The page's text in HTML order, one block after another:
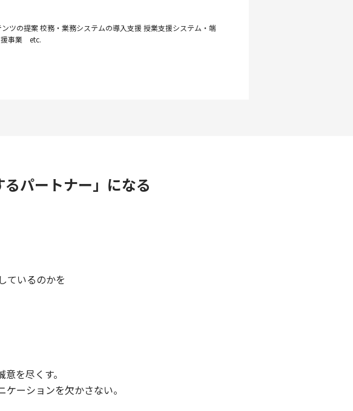
ツの提案 校務・業務システムの導入支援 授業支援システム・端
援事業 etc.
るパートナー」になる
ているのかを
を尽くす。
ーションを欠かさない。